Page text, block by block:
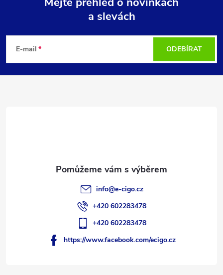
p
a slevách
E-mail ODEBÍRAT
info@e-cigo.cz
+420 602283478
+420 602283478
https://www.facebook.com/ecigo.cz